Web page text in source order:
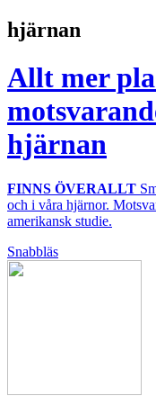
hjärnan
Allt mer
hjärnan
FINNS ÖVERALLT
och i våra hjärnor.
amerikansk studie.
Snabbläs